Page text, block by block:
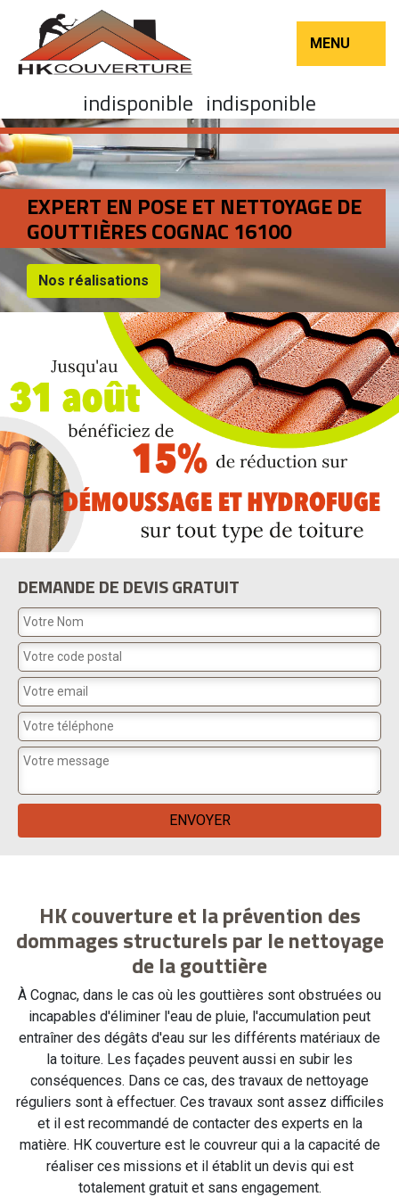
MENU
indisponible indisponible
EXPERT EN POSE ET NETTOYAGE DE
GOUTTIÈRES COGNAC 16100
Nos réalisations
DEMANDE DE DEVIS GRATUIT
HK couverture et la prévention des
dommages structurels par le nettoyage
de la gouttière
À Cognac, dans le cas où les gouttières sont obstruées ou
incapables d'éliminer l'eau de pluie, l'accumulation peut
entraîner des dégâts d'eau sur les différents matériaux de
la toiture. Les façades peuvent aussi en subir les
conséquences. Dans ce cas, des travaux de nettoyage
réguliers sont à effectuer. Ces travaux sont assez difficiles
et il est recommandé de contacter des experts en la
matière. HK couverture est le couvreur qui a la capacité de
réaliser ces missions et il établit un devis qui est
totalement gratuit et sans engagement.